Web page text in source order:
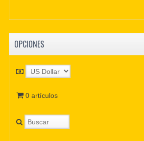
OPCIONES
0 artículos